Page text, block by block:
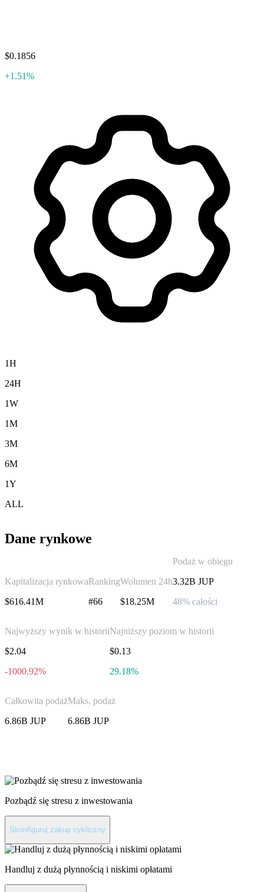
$0.1856
+1.51%
1H
24H
1W
1M
3M
6M
1Y
ALL
Dane rynkowe
Kapitalizacja rynkowa
$616.41M
Ranking
#66
Wolumen 24h
$18.25M
Podaż w obiegu
3.32B JUP
48% całości
Najwyższy wynik w historii
$2.04
-1000.92%
Najniższy poziom w historii
$0.13
29.18%
Całkowita podaż
6.86B JUP
Maks. podaż
6.86B JUP
Pozbądź się stresu z inwestowania
Skonfiguruj zakup cykliczny
Handluj z dużą płynnością i niskimi opłatami